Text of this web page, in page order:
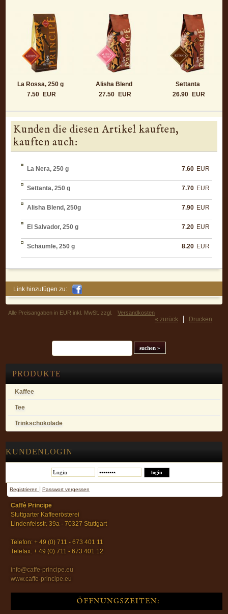
PRODUKTE
Kaffee
Tee
Trinkschokolade
KUNDENLOGIN
Registrieren Passwort vergessen
Caffè Principe
Stuttgarter Kaffeerösterei
Lindenfelsstr. 39a · 70327 Stuttgart
Telefon: + 49 (0) 711 - 673 401 11
Telefax: + 49 (0) 711 - 673 401 12
info@caffe-principe.eu
www.caffe-principe.eu
ÖFFNUNGSZEITEN:
La Rossa, 250 g
7.50
EUR
Alisha Blend
27.50
EUR
Settanta
26.90
EUR
Kunden die diesen Artikel kauften,
kauften auch:
La Nera, 250 g 7.60 EUR
Settanta, 250 g 7.70 EUR
Alisha Blend, 250g 7.90 EUR
El Salvador, 250 g 7.20 EUR
Schäumle, 250 g 8.20 EUR
Link hinzufügen zu:
Alle Preisangaben in EUR inkl. MwSt. zzgl. Versandkosten
Drucken
« zurück